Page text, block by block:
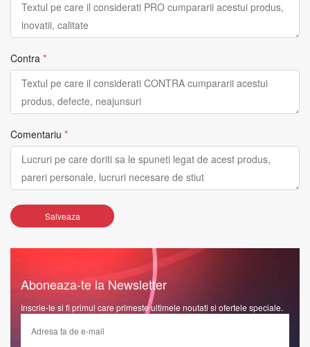
Contra *
Comentariu *
Salveaza
Aboneaza-te la Newsletter
Inscrie-te si fi primul care primeste ultimele noutati si ofertele speciale.